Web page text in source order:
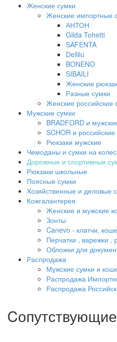
Женские сумки
Женские импортные
АНТОН
Gilda Tohetti
SAFENTA
Dellilu
BONENO
SIBAILI
Женские
Разные сумки
Женские российские
Мужские сумки
BRADFORD и
SCHOR и
Рюкзаки мужские
Чемоданы и сумки на
Дорожные и спортивные
Рюкзаки школьные
Поясные сумки
Хозяйственные и деловые
Кожгалантерея
Женские и мужские
Зонты
Canevo - клатчи,
Перчатки , варежки ,
Обложки для
Распродажа
Мужские сумки и
Распродажа
Распродажа